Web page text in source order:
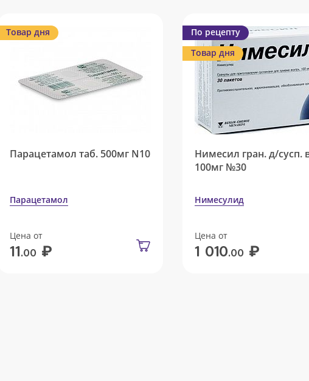
Товар дня
Парацетамол таб. 500мг N10
Парацетамол
Цена от
11.00 ₽
По рецепту
Товар дня
Нимесил гран. д/сусп.
100мг №30
Нимесулид
Цена от
1 010.00 ₽